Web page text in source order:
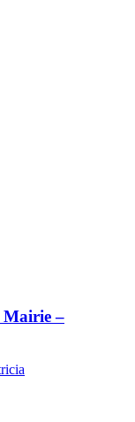
Mairie –